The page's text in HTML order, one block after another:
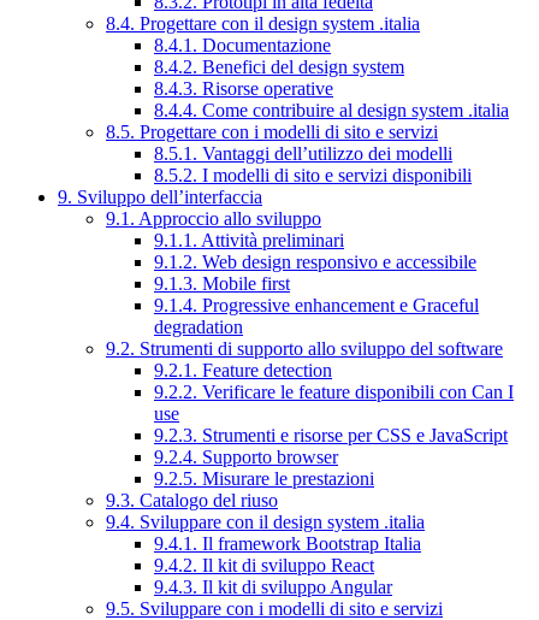
8.4. Progettare con il design system .italia
8.4.1. Documentazione
8.4.2. Benefici del design system
8.4.3. Risorse operative
8.4.4. Come contribuire al design system .italia
8.5. Progettare con i modelli di sito e servizi
8.5.1. Vantaggi dell’utilizzo dei modelli
8.5.2. I modelli di sito e servizi disponibili
9. Sviluppo dell’interfaccia
9.1. Approccio allo sviluppo
9.1.1. Attività preliminari
9.1.2. Web design responsivo e accessibile
9.1.3. Mobile first
9.1.4. Progressive enhancement e Graceful
degradation
9.2. Strumenti di supporto allo sviluppo del software
9.2.1. Feature detection
9.2.2. Verificare le feature disponibili con Can I
use
9.2.3. Strumenti e risorse per CSS e JavaScript
9.2.4. Supporto browser
9.2.5. Misurare le prestazioni
9.3. Catalogo del riuso
9.4. Sviluppare con il design system .italia
9.4.1. Il framework Bootstrap Italia
9.4.2. Il kit di sviluppo React
9.4.3. Il kit di sviluppo Angular
9.5. Sviluppare con i modelli di sito e servizi